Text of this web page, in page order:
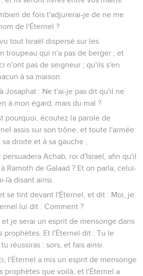
de fois t'adjurerai-je de ne me
de l'Éternel ?
tout Israël dispersé sur les
troupeau qui n'a pas de berger ; et
n'ont pas de seigneur ; qu'ils s'en
à sa maison.
Josaphat : Ne t'ai-je pas dit qu'il ne
à mon égard, mais du mal ?
pourquoi, écoutez la parole de
assis sur son trône, et toute l'armée
droite et à sa gauche ;
Achab, roi d'Israël, afin qu'il
Ramoth de Galaad ? Et on parla, celui-
là disant ainsi.
se tint devant l'Éternel, et dit : Moi, je
lui dit : Comment ?
je serai un esprit de mensonge dans
prophètes. Et l'Éternel dit : Tu le
réussiras : sors, et fais ainsi.
l'Éternel a mis un esprit de mensonge
prophètes que voilà, et l'Éternel a